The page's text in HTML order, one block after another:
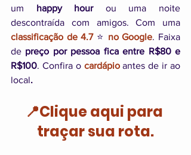
um happy hour ou uma noite
classificação de 4.7 ⭐ no Google. Faixa
de preço por pessoa fica entre R$80 e
R$100. Confira o cardápio antes de ir ao
local.
📍Clique aqui para
traçar sua rota.